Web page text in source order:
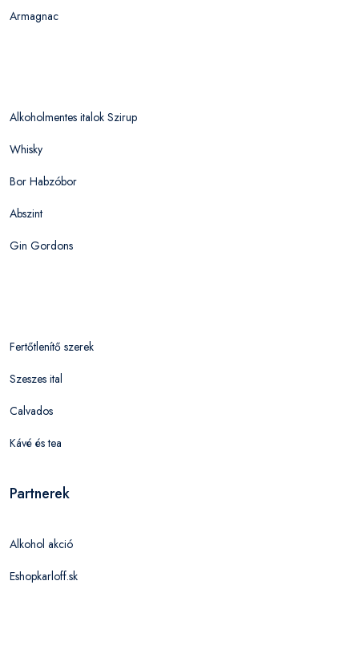
Armagnac
Alkoholmentes italok Szirup
Whisky
Bor Habzóbor
Abszint
Gin Gordons
Fertőtlenítő szerek
Szeszes ital
Calvados
Kávé és tea
Partnerek
Alkohol akció
Eshopkarloff.sk